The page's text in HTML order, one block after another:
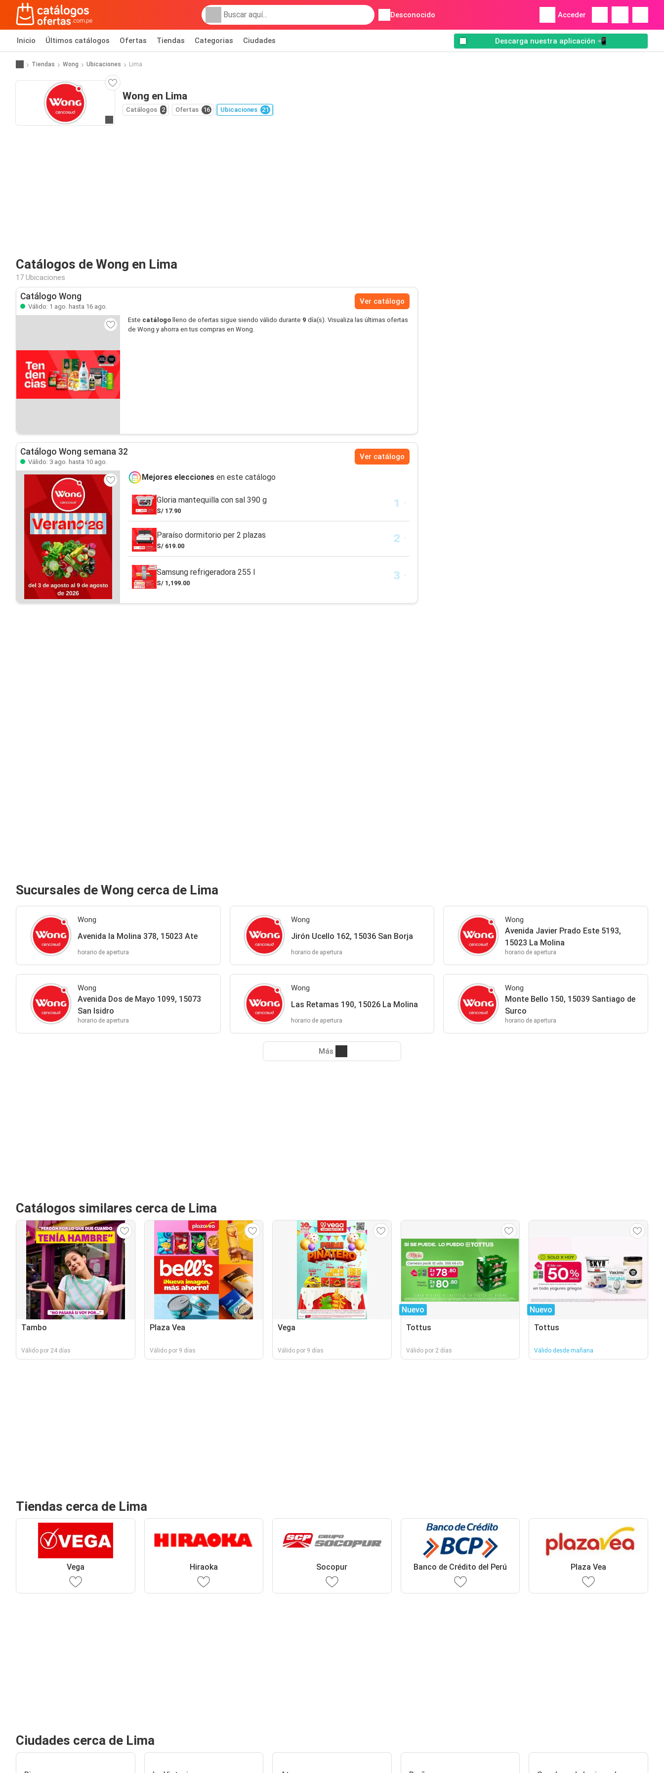
Desconocido Acceder
Inicio Últimos catálogos Ofertas Tiendas Categorias Ciudades Descarga nuestra aplicación 📲
Tiendas Wong Ubicaciones Lima
Wong en Lima
Catálogos 2 Ofertas 16 Ubicaciones 21
Catálogos de Wong en Lima
17 Ubicaciones
Catálogo Wong
Válido: 1 ago. hasta 16 ago.
Ver catálogo
Este catálogo lleno de ofertas sigue siendo válido durante 9 día(s). Visualiza las últimas ofertas
de Wong y ahorra en tus compras en Wong.
Catálogo Wong semana 32
Válido: 3 ago. hasta 10 ago.
Ver catálogo
Mejores elecciones en este catálogo
Gloria mantequilla con sal 390 g
S/ 17.90
Paraíso dormitorio per 2 plazas
S/ 619.00
Samsung refrigeradora 255 l
S/ 1,199.00
Sucursales de Wong cerca de Lima
Wong
Avenida la Molina 378, 15023 Ate
horario de apertura
Wong
Jirón Ucello 162, 15036 San Borja
horario de apertura
Wong
Avenida Javier Prado Este 5193,
15023 La Molina
horario de apertura
Wong
Avenida Dos de Mayo 1099, 15073
San Isidro
horario de apertura
Wong
Las Retamas 190, 15026 La Molina
horario de apertura
Wong
Monte Bello 150, 15039 Santiago de
Surco
horario de apertura
Más
Catálogos similares cerca de Lima
Tambo
Válido por 24 días
Plaza Vea
Válido por 9 días
Vega
Válido por 9 días
Nuevo
Tottus
Válido por 2 días
Nuevo
Tottus
Válido desde mañana
Tiendas cerca de Lima
Vega Hiraoka Socopur Banco de Crédito del Perú Plaza Vea
Ciudades cerca de Lima